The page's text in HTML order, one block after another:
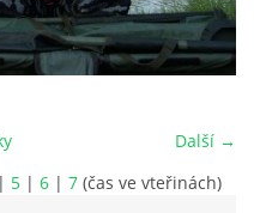
Další →
| 5 | 6 | 7 (čas ve vteřinách)